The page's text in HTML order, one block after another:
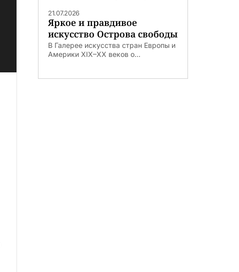
21.07.2026
Яркое и правдивое
искусство Острова свободы
В Галерее искусства стран Европы и
Америки XIX–XX веков о...